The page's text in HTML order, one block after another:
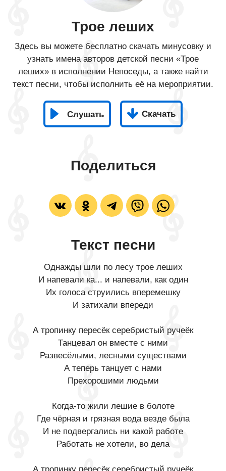
Трое леших
Здесь вы можете бесплатно скачать минусовку и
узнать имена авторов детской песни «Трое
леших» в исполнении Непоседы, а также найти
текст песни, чтобы исполнить её на мероприятии.
Слушать Скачать
Поделиться
Текст песни
Однажды шли по лесу трое леших
И напевали ка... и напевали, как один
Их голоса струились вперемешку
И затихали впереди
А тропинку пересёк серебристый ручеёк
Танцевал он вместе с ними
Развесёлыми, лесными существами
А теперь танцует с нами
Прехорошими людьми
Когда-то жили лешие в болоте
Где чёрная и грязная вода везде была
И не подвергались ни какой работе
Работать не хотели, во дела